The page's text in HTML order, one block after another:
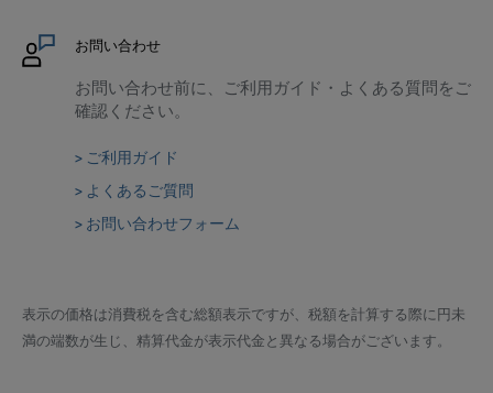
お問い合わせ
お問い合わせ前に、ご利用ガイド・よくある質問をご
確認ください。
> ご利用ガイド
> よくあるご質問
> お問い合わせフォーム
表示の価格は消費税を含む総額表示ですが、税額を計算する際に円未
満の端数が生じ、精算代金が表示代金と異なる場合がございます。